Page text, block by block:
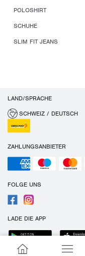
POLOSHIRT
SCHUHE
SLIM FIT JEANS
LAND/SPRACHE
SCHWEIZ / DEUTSCH
ZAHLUNGSANBIETER
FOLGE UNS
LADE DIE APP